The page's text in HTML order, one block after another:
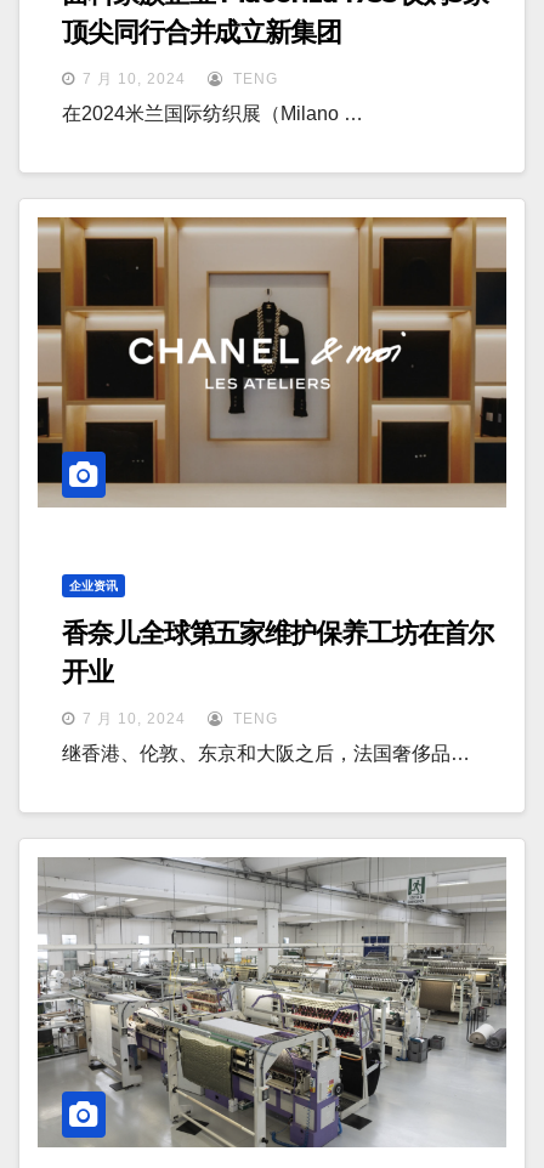
顶尖同行合并成立新集团
7 月 10, 2024 TENG
在2024米兰国际纺织展（Milano …
企业资讯
香奈儿全球第五家维护保养工坊在首尔
开业
7 月 10, 2024 TENG
继香港、伦敦、东京和大阪之后，法国奢侈品…